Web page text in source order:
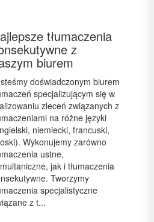
tłumaczenia
z
biurem
doświadczonym biurem
specjalizującym się w
zleceń związanych z
na różne języki
niemiecki, francuski,
Wykonujemy zarówno
ustne,
jak i tłumaczenia
Tworzymy
specjalistyczne
z t...